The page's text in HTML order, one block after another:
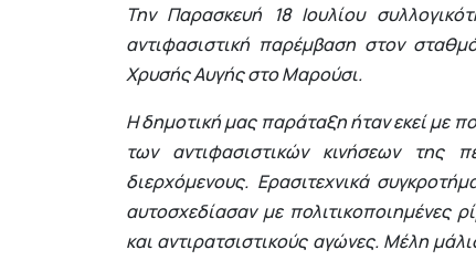
Την Παρασκευή 18 Ιουλίου
αντιφασιστική παρέμβαση στον
Χρυσής Αυγής στο Μαρούσι.
Η δημοτική μας παράταξη ήταν εκεί με
των αντιφασιστικών κινήσεων της
διερχόμενους. Ερασιτεχνικά
αυτοσχεδίασαν με πολιτικοποιημένες
και αντιρατσιστικούς αγώνες. Μέλη